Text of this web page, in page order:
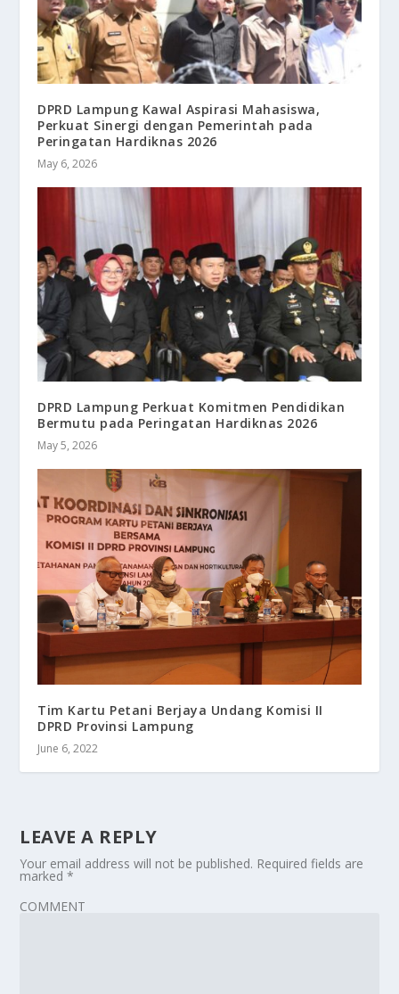
DPRD Lampung Kawal Aspirasi Mahasiswa,
Perkuat Sinergi dengan Pemerintah pada
Peringatan Hardiknas 2026
May 6, 2026
DPRD Lampung Perkuat Komitmen Pendidikan
Bermutu pada Peringatan Hardiknas 2026
May 5, 2026
Tim Kartu Petani Berjaya Undang Komisi II
DPRD Provinsi Lampung
June 6, 2022
LEAVE A REPLY
Your email address will not be published. Required fields are
marked*
COMMENT